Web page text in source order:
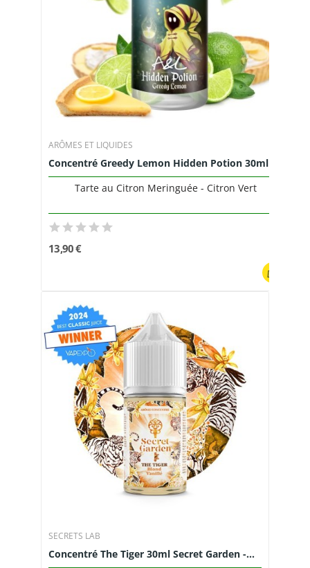
ARÔMES ET LIQUIDES
Concentré Greedy Lemon Hidden Potion 30ml -...
Tarte au Citron Meringuée - Citron Vert
13,90 €
SECRETS LAB
Concentré The Tiger 30ml Secret Garden -...